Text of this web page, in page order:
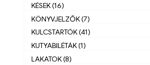
KÉSEK (16)
KÖNYVJELZŐK (7)
KULCSTARTÓK (41)
KUTYABILÉTÁK (1)
LAKATOK (8)